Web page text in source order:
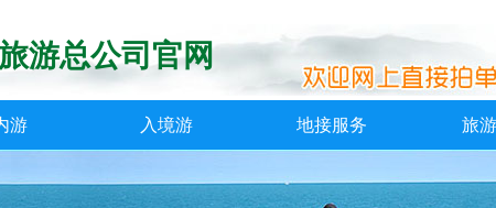
游总公司官网
游 入境游 地接服务 旅